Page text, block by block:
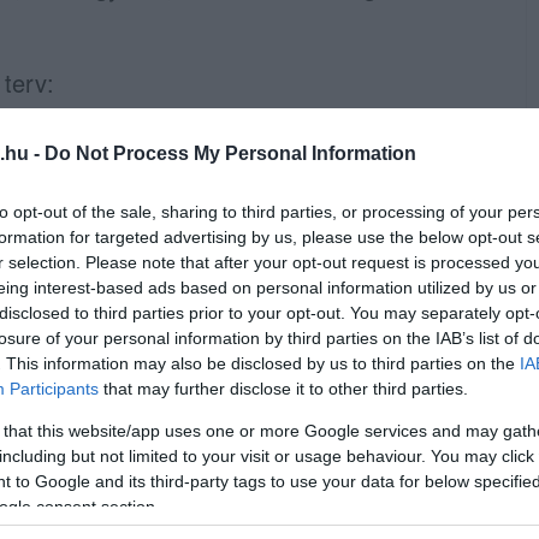
- Do Not Process My Personal Information
opt-out of the sale, sharing to third parties, or processing of your
for targeted advertising by us, please use the below opt-out
selection. Please note that after your opt-out request is processed
interest-based ads based on personal information utilized by us
to third parties prior to your opt-out. You may separately
of your personal information by third parties on the IAB’s list of
This information may also be disclosed by us to third parties on the
Participants that may further disclose it to other third parties.
that this website/app uses one or more Google services and may
but not limited to your visit or usage behaviour. You may
to Google and its third-party tags to use your data for below
consent section.
emelik a hazai gázkitermelést. Erre a
hogy további gázkészleteket szerezzen
de a cél, hogy a lehető
és a tűzifára
újra kell indítani